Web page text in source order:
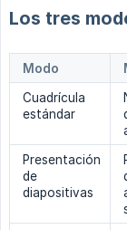
Los tres
Modo
Cuadrícula
estándar
Presentación
de
diapositivas